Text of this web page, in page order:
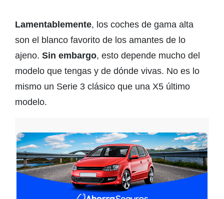
Lamentablemente, los coches de gama alta
son el blanco favorito de los amantes de lo
ajeno. Sin embargo, esto depende mucho del
modelo que tengas y de dónde vivas. No es lo
mismo un Serie 3 clásico que una X5 último
modelo.